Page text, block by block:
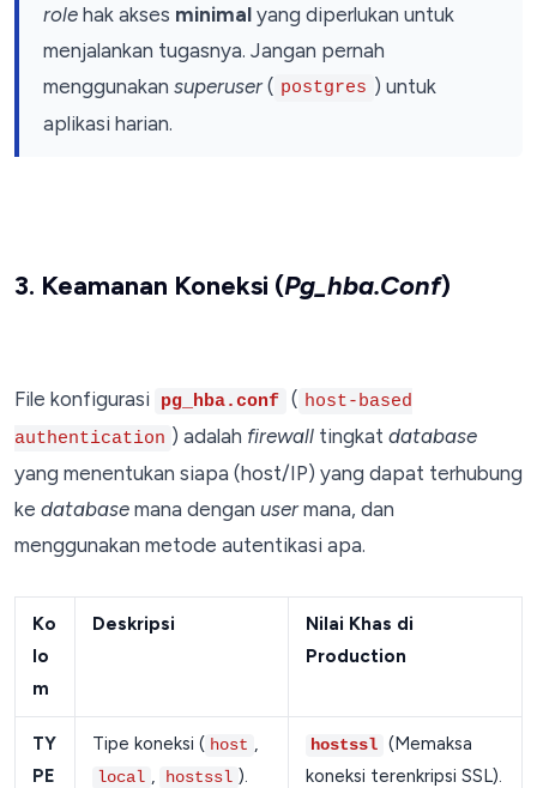
role hak akses minimal yang diperlukan untuk
menjalankan tugasnya. Jangan pernah
menggunakan superuser( postgres ) untuk
aplikasi harian.
3. Keamanan Koneksi (Pg_hba.conf)
File konfigurasi pg_hba.conf ( host-based
authentication ) adalah firewall tingkatdatabase
yang menentukan siapa (host/IP) yang dapat terhubung
ke database mana dengan usermana, dan
menggunakan metode autentikasi apa.
Ko
lo
m
Deskripsi
Nilai Khas di
Production
TY
PE
Tipe koneksi ( host ,
local , hostssl ).
hostssl (Memaksa
koneksi terenkripsi SSL).